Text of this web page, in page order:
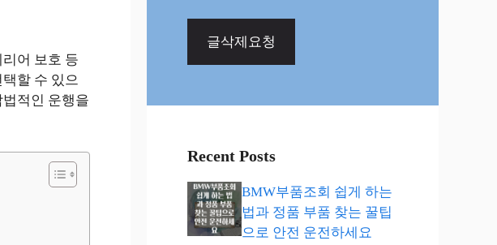
어 보호 등
할 수 있으
적인 운행을
글삭제요청
Recent Posts
BMW부품조회 쉽게 하는
법과 정품 부품 찾는 꿀팁
으로 안전 운전하세요